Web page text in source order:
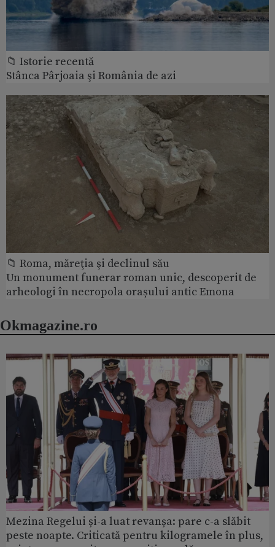
📁 Istorie recentă
Stânca Pârjoaia şi România de azi
📁 Roma, măreţia şi declinul său
Un monument funerar roman unic, descoperit de
arheologi în necropola orașului antic Emona
Okmagazine.ro
Mezina Regelui și-a luat revanșa: pare c-a slăbit
peste noapte. Criticată pentru kilogramele în plus,